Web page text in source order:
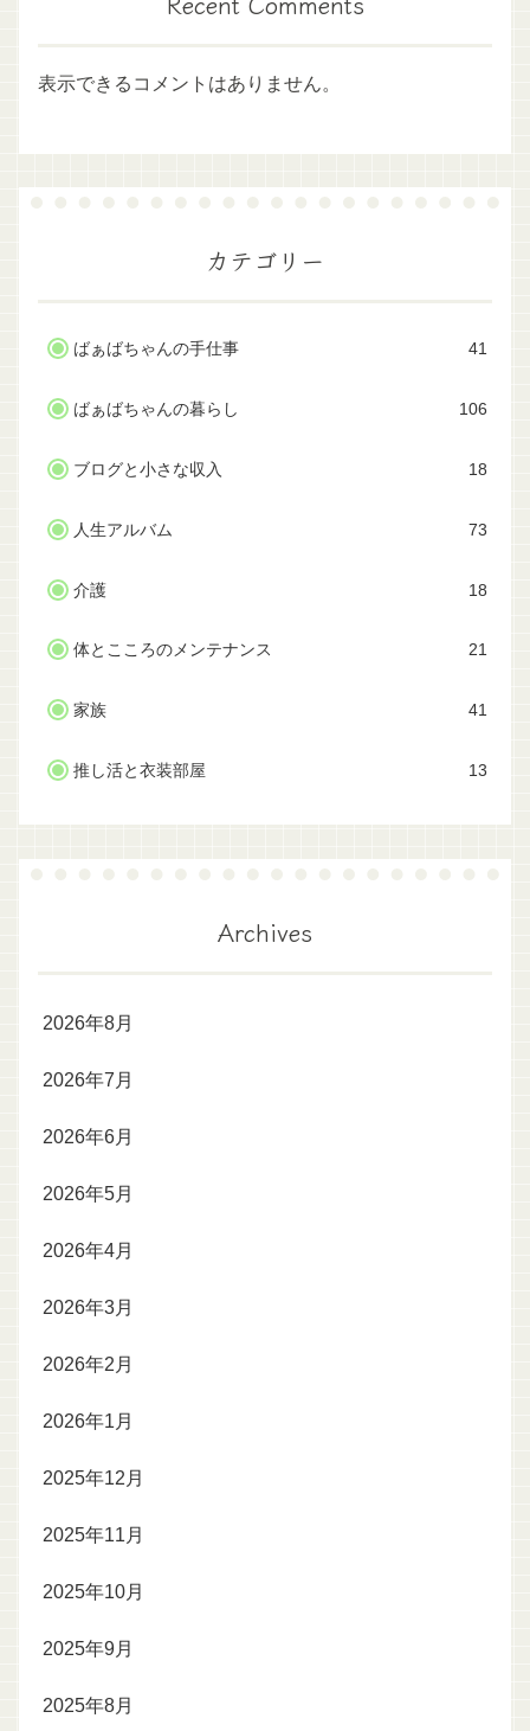
表示できるコメントはありません。
カテゴリー
ばぁばちゃんの手仕事 41
ばぁばちゃんの暮らし 106
ブログと小さな収入 18
人生アルバム 73
介護 18
体とこころのメンテナンス 21
家族 41
推し活と衣装部屋 13
Archives
2026年8月
2026年7月
2026年6月
2026年5月
2026年4月
2026年3月
2026年2月
2026年1月
2025年12月
2025年11月
2025年10月
2025年9月
2025年8月